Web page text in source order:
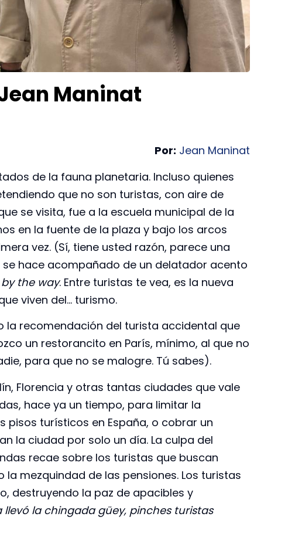
Maninat
Por: Jean Maninat
de la fauna planetaria. Incluso quienes
que no son turistas, con aire de
se visita, fue a la escuela municipal de la
en la fuente de la plaza y bajo los arcos
vez. (Sí, tiene usted razón, parece una
se hace acompañado de un delatador acento
the way. Entre turistas te vea, es la nueva
viven del… turismo.
la recomendación del turista accidental que
un restorancito en París, mínimo, al que no
para que no se malogre. Tú sabes).
Florencia y otras tantas ciudades que vale
hace ya un tiempo, para limitar la
pisos turísticos en España, o cobrar un
la ciudad por solo un día. La culpa del
recae sobre los turistas que buscan
mezquindad de las pensiones. Los turistas
destruyendo la paz de apacibles y
llevó la chingadagüey, pinches turistas